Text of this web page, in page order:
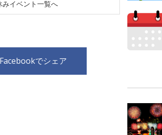
みイベント一覧へ
Facebookでシェア